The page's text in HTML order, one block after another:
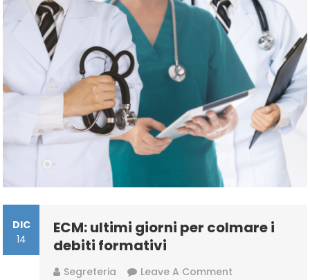
DIC
14
ECM: ultimi giorni per colmare i
debiti formativi
Segreteria Leave A Comment